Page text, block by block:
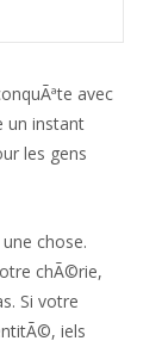
avec
un instant
les gens
chose.
chÃ©rie,
Si votre
iels